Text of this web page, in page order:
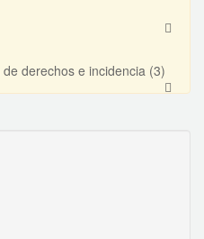
derechos e incidencia (3)